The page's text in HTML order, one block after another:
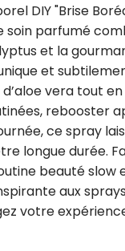
DIY "Brise
soin parfumé
et la
et
vera tout
rebooster
ce spray
longue durée.
beauté slow
aux
votre